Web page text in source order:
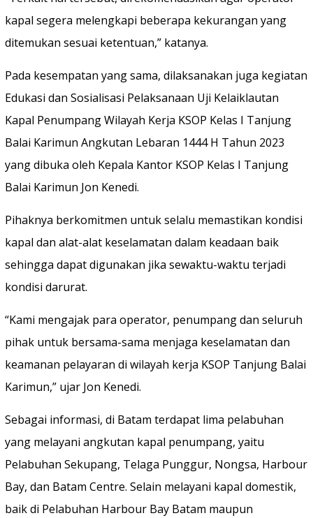
kapal segera melengkapi beberapa kekurangan yang
ditemukan sesuai ketentuan,” katanya.
Pada kesempatan yang sama, dilaksanakan juga kegiatan
Edukasi dan Sosialisasi Pelaksanaan Uji Kelaiklautan
Kapal Penumpang Wilayah Kerja KSOP Kelas I Tanjung
Balai Karimun Angkutan Lebaran 1444 H Tahun 2023
yang dibuka oleh Kepala Kantor KSOP Kelas I Tanjung
Balai Karimun Jon Kenedi.
Pihaknya berkomitmen untuk selalu memastikan kondisi
kapal dan alat-alat keselamatan dalam keadaan baik
sehingga dapat digunakan jika sewaktu-waktu terjadi
kondisi darurat.
“Kami mengajak para operator, penumpang dan seluruh
pihak untuk bersama-sama menjaga keselamatan dan
keamanan pelayaran di wilayah kerja KSOP Tanjung Balai
Karimun,” ujar Jon Kenedi.
Sebagai informasi, di Batam terdapat lima pelabuhan
yang melayani angkutan kapal penumpang, yaitu
Pelabuhan Sekupang, Telaga Punggur, Nongsa, Harbour
Bay, dan Batam Centre. Selain melayani kapal domestik,
baik di Pelabuhan Harbour Bay Batam maupun